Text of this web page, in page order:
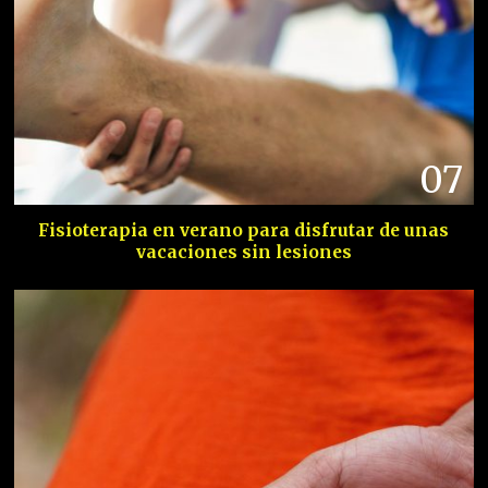
07
Fisioterapia en verano para disfrutar de unas
vacaciones sin lesiones